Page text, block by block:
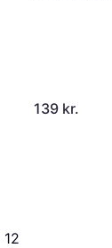
139 kr.
12